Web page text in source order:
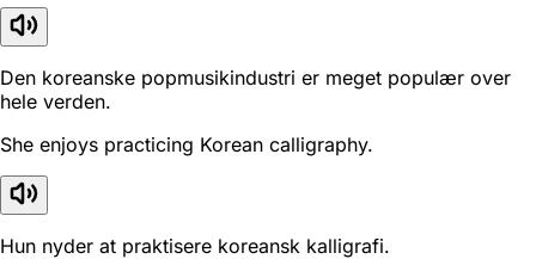
Den koreanske popmusikindustri er meget populær over
hele verden.
She enjoys practicing Korean calligraphy.
Hun nyder at praktisere koreansk kalligrafi.